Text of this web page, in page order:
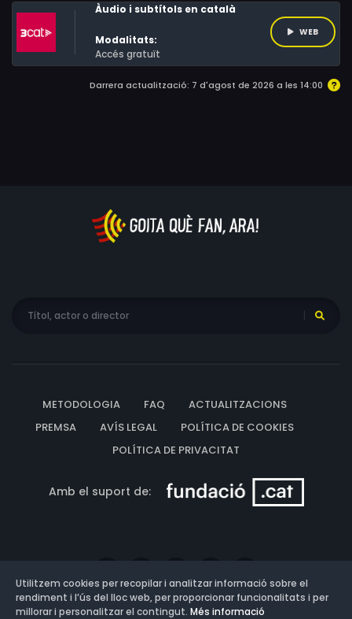
Àudio i subtítols en català
Modalitats:
Accés gratuït
WEB
Darrera actualització: 7 d'agost de 2026 a les 14:00
METODOLOGIA FAQ
ACTUALITZACIONS
PREMSA
AVÍS LEGAL
POLÍTICA DE COOKIES
POLÍTICA DE PRIVACITAT
Amb el suport de:
Utilitzem cookies per recopilar i analitzar informació sobre el
rendiment i l’ús del lloc web, per proporcionar funcionalitats i per
millorar i personalitzar el contingut. Més informació